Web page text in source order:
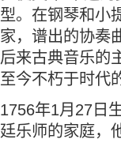
型。在钢琴和小
家，谱出的协奏
后来古典音乐的
至今不朽于时代
1756年1月27日
廷乐师的家庭，